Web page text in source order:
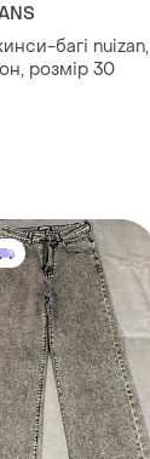
багі nuizan,
розмір 30